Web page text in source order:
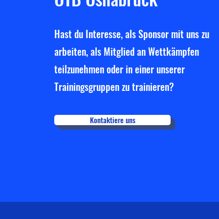
Hast du Interesse, als Sponsor mit uns zu
arbeiten, als Mitglied an Wettkämpfen
teilzunehmen oder in einer unserer
Trainingsgruppen zu trainieren?
Kontaktiere uns